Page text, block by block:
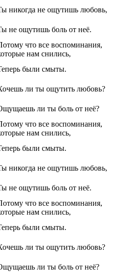
никогда не ощутишь любовь,
не ощутишь боль от неё.
что все воспоминания,
нам снились,
были смыты.
ли ты ощутить любовь?
ли ты боль от неё?
что все воспоминания,
нам снились,
были смыты.
никогда не ощутишь любовь,
не ощутишь боль от неё.
что все воспоминания,
нам снились,
были смыты.
ли ты ощутить любовь?
ли ты боль от неё?